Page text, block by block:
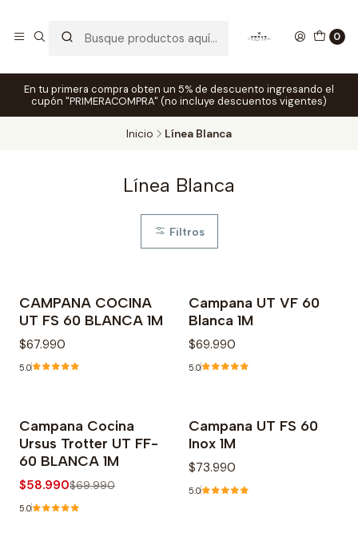
0
En tu primera compra obten un 5% de descuento ingresando el
cupón "PRIMERACOMPRA" (no incluye descuentos vigentes)
Inicio Línea Blanca
Línea Blanca
Filtros
Agotado
CAMPANA COCINA
UT FS 60 BLANCA 1M
$67.990
5.0
Campana UT VF 60
Blanca 1M
$69.990
5.0
-16% OFF
Campana Cocina
Ursus Trotter UT FF-
60 BLANCA 1M
$58.990$69.990
5.0
Agotado
Campana UT FS 60
Inox 1M
$73.990
5.0